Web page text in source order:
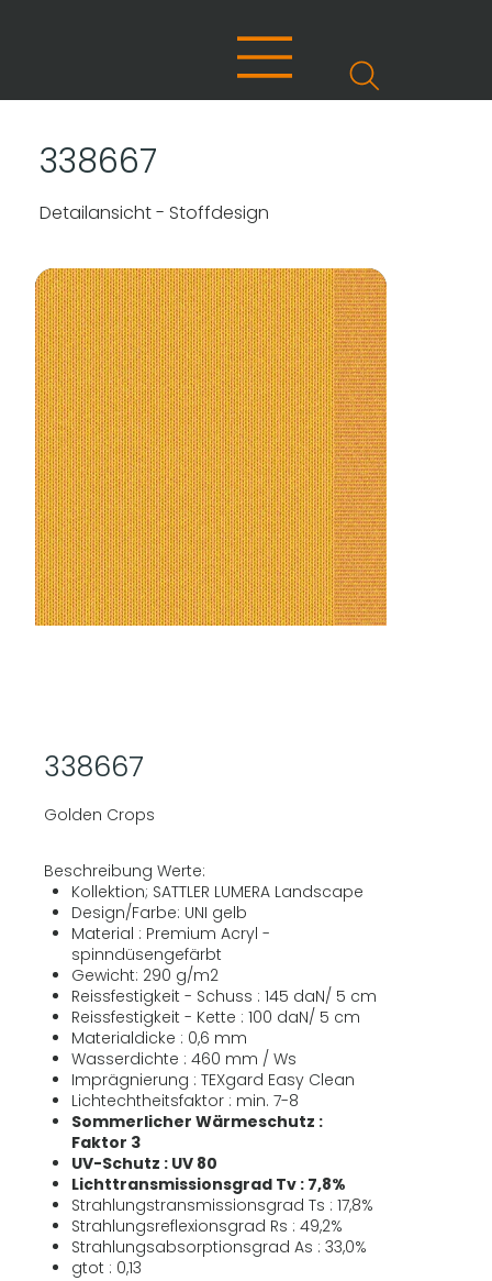
338667
Detailansicht - Stoffdesign
338667
Golden Crops
Beschreibung Werte:
Kollektion; SATTLER LUMERA Landscape
Design/Farbe: UNI gelb
Material : Premium Acryl -
spinndüsengefärbt
Gewicht: 290 g/m2
Reissfestigkeit - Schuss : 145 daN/ 5 cm
Reissfestigkeit - Kette : 100 daN/ 5 cm
Materialdicke : 0,6 mm
Wasserdichte : 460 mm / Ws
Imprägnierung : TEXgard Easy Clean
Lichtechtheitsfaktor : min. 7-8
Sommerlicher Wärmeschutz :
Faktor 3
UV-Schutz : UV 80
Lichttransmissionsgrad Tv : 7,8%
Strahlungstransmissionsgrad Ts : 17,8%
Strahlungsreflexionsgrad Rs : 49,2%
Strahlungsabsorptionsgrad As : 33,0%
gtot : 0,13